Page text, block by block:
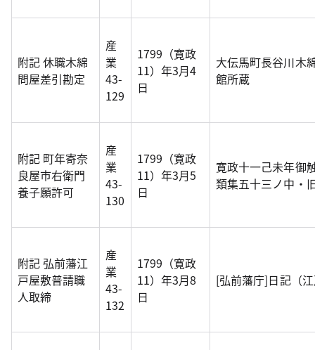
附記 休職木綿
問屋差引勘定
産
業
43-
129
1799（寛政
11）年3月4
日
大伝馬町長谷川木
館所蔵
附記 町年寄奈
良屋市右衛門
養子願許可
産
業
43-
130
1799（寛政
11）年3月5
日
寛政十一己未年御
類集五十三ノ中・
附記 弘前藩江
戸屋敷普請職
人取締
産
業
43-
132
1799（寛政
11）年3月8
日
[弘前藩庁]日記（